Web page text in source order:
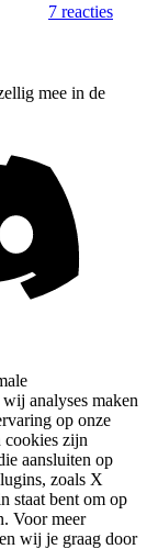
7 reacties
mee in de
analyses maken
op onze
cookies zijn
aansluiten op
zoals X
staat bent om op
Voor meer
wij je graag door